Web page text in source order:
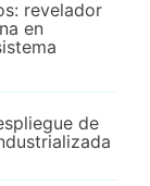
revelador
en
de